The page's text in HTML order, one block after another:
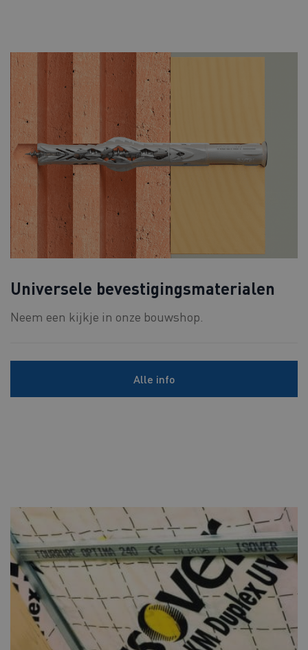
Universele bevestigingsmaterialen
Neem een kijkje in onze bouwshop.
Alle info